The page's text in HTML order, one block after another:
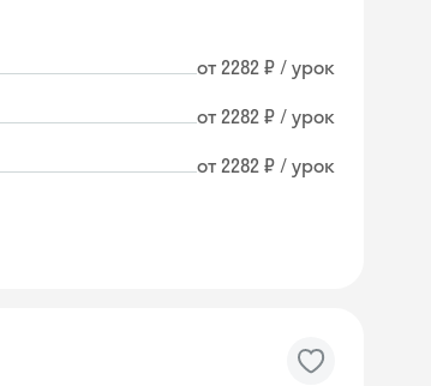
от 2282 ₽ / урок
от 2282 ₽ / урок
от 2282 ₽ / урок